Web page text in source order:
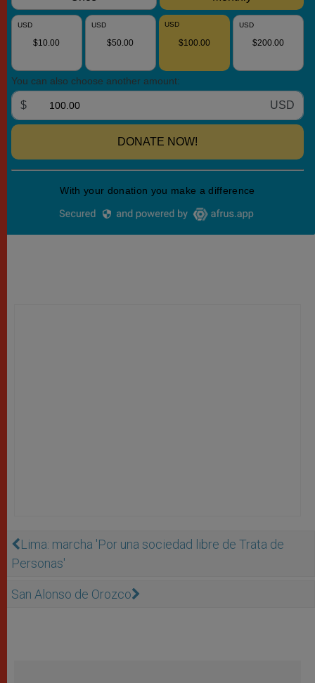
Lima: marcha 'Por una sociedad libre de Trata de
Personas'
San Alonso de Orozco